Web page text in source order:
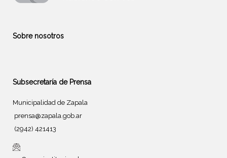
Sobre nosotros
Subsecretaría de Prensa
Municipalidad de Zapala
prensa@zapala.gob.ar
(2942) 421413